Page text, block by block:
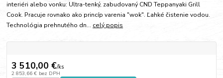
interiéri alebo vonku: Ultra-tenký, zabudovaný CND Teppanyaki Grill
Cook. Pracuje rovnako ako princíp varenia "wok". Ľahké čistenie vodou.
Technológia prehnutého dn... celý popis
3 510,00 €/ks
2 853,66 € bez DPH